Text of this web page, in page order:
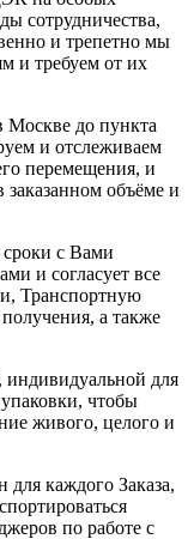
сотрудничества,
и трепетно мы
и требуем от их
Москве до пункта
и отслеживаем
перемещения, и
объёме и
сроки с Вами
и согласует все
Транспортную
а также
для
чтобы
живого, целого и
для каждого Заказа,
по работе с